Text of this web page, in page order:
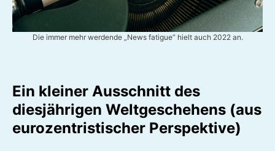
Die immer mehr werdende „News fatigue“ hielt auch 2022 an.
Ein kleiner Ausschnitt des
diesjährigen Weltgeschehens (aus
eurozentristischer Perspektive)